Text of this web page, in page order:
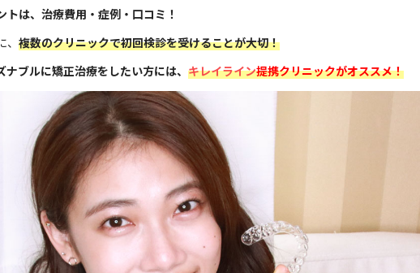
トは、治療費用・症例・口コミ！
、複数のクリニックで初回検診を受けることが大切！
ナブルに矯正治療をしたい方には、キレイライン提携クリニックがオススメ！